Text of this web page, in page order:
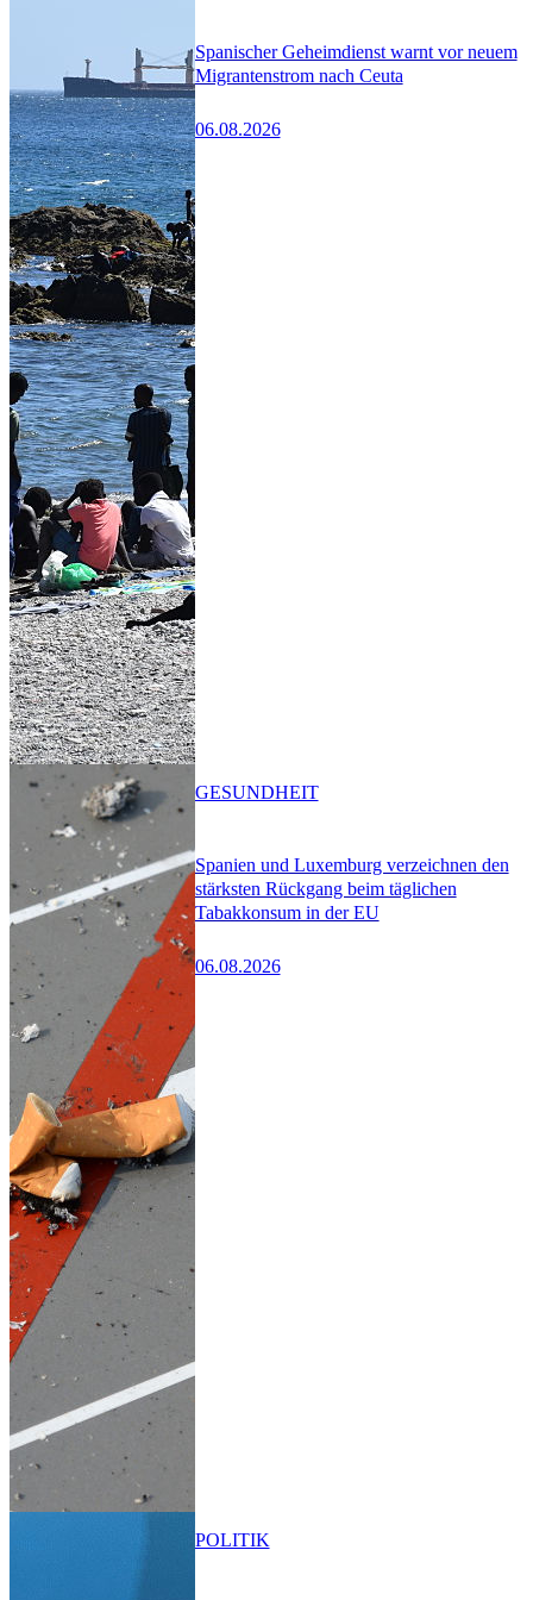
Spanischer Geheimdienst warnt vor neuem
Migrantenstrom nach Ceuta
06.08.2026
Spanien und Luxemburg verzeichnen den
stärksten Rückgang beim täglichen
Tabakkonsum in der EU
06.08.2026
GESUNDHEIT
POLITIK